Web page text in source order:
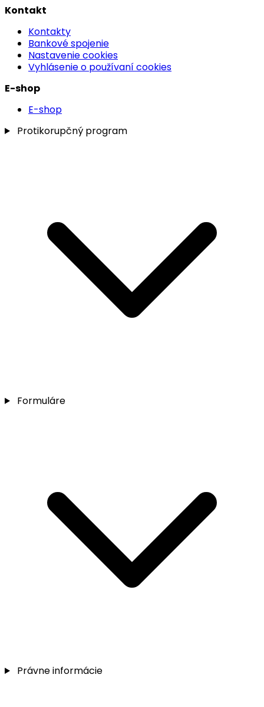
Kontakt
Kontakty
Bankové spojenie
Nastavenie cookies
Vyhlásenie o používaní cookies
E-shop
E-shop
Protikorupčný program
Formuláre
Právne informácie